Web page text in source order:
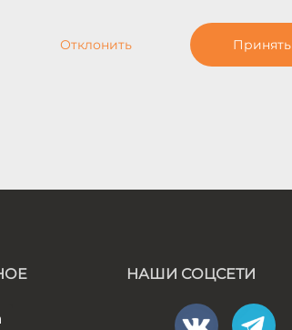
Отклонить Принять
НАШИ СОЦСЕТИ